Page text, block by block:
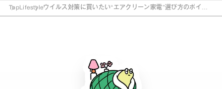
Top Lifestyleウイルス対策に買いたい“エアクリーン家電”選び方のポイン